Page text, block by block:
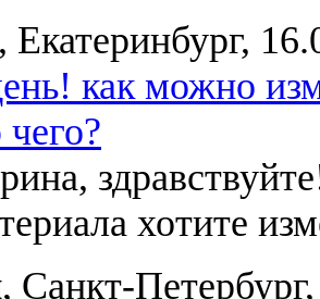
, Екатеринбург,
как можно
хотите
, Санкт-